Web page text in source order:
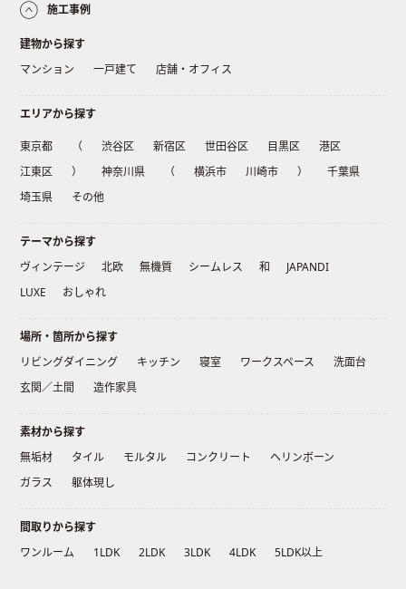
施工事例
建物から探す
マンション
一戸建て 店舗・オフィス
エリアから探す
東京都 （ 渋谷区 新宿区 世田谷区 目黒区
港区
江東区
） 神奈川県 （ 横浜市 川崎市 ）
千葉県
埼玉県
その他
テーマから探す
ヴィンテージ
北欧 無機質 シームレス 和
JAPANDI
LUXE
おしゃれ
場所・箇所から探す
リビングダイニング
キッチン 寝室 ワークスペース
洗面台
玄関／土間
造作家具
素材から探す
無垢材
タイル モルタル コンクリート
ヘリンボーン
ガラス
躯体現し
間取りから探す
ワンルーム
1LDK 2LDK 3LDK 4LDK 5LDK以上